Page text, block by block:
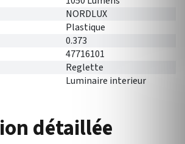
NORDLUX
Plastique
0.373
47716101
Reglette
Luminaire interieur
détaillée